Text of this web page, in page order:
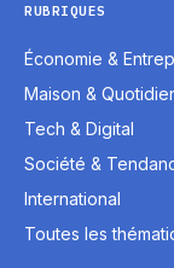
RUBRIQUES
Économie &
Maison &
Tech & Digital
Société &
International
Toutes les